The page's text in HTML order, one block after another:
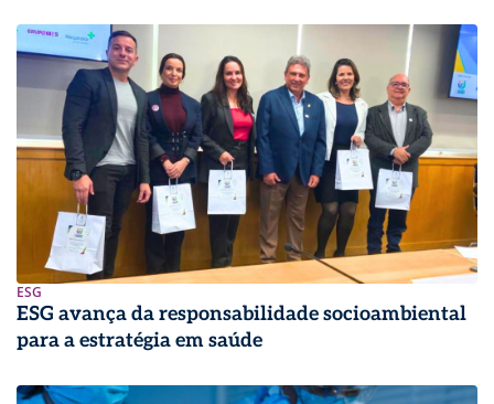
ESG
ESG avança da responsabilidade socioambiental
para a estratégia em saúde